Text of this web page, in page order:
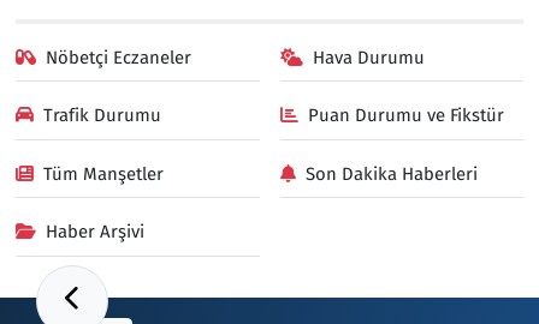
Nöbetçi Eczaneler Hava Durumu
Trafik Durumu Puan Durumu ve Fikstür
Tüm Manşetler Son Dakika Haberleri
Haber Arşivi